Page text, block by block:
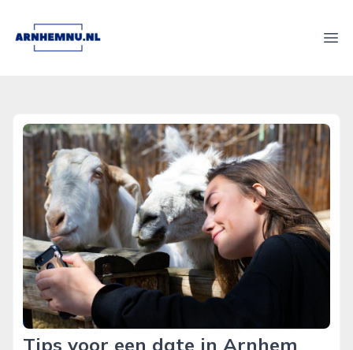
arnhemnu.nl
Tips voor een date in Arnhem